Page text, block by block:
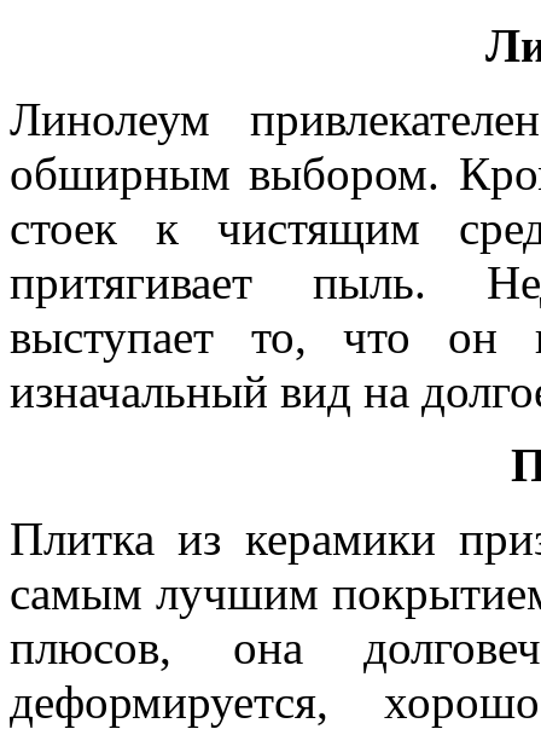
Линолеум
обширным выбором.
стоек к чистящим
притягивает пыль.
выступает то, что он
изначальный вид на
Плитка из керамики
самым лучшим
плюсов, она
деформируется,